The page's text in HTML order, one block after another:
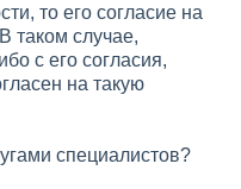
то его согласие на
таком случае,
с его согласия,
на такую
специалистов?